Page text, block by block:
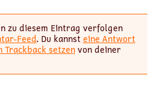
zu diesem Eintrag verfolgen
Feed. Du kannsteine Antwort
Trackback setzenvon deiner